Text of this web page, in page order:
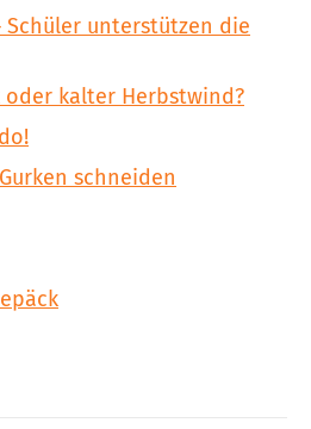
Schüler unterstützen die
oder kalter Herbstwind?
schneiden